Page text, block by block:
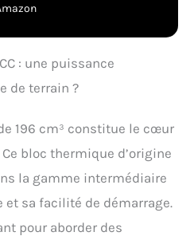
arrière pour tondre sans
porte-gobelet et
compartiment de
rangement fermé
intégrés pour plus de
Largeur de coupe de 53
réglables de 25 à 75 mm.
Couvre rapidement de
tonte précise.
POLYVALENTE : 4
: une puissance
de terrain ?
196 cm³ constitue le cœur
bloc thermique d’origine
la gamme intermédiaire
sa facilité de démarrage.
pour aborder des